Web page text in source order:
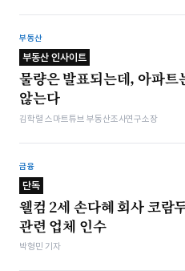
부동산
부동산 인사이트
물량은 발표되는데, 아파트
않는다
김학렬 스마트튜브 부동산조사연구소장
금융
단독
웰컴 2세 손다혜 회사 코람
관련 업체 인수
박형민 기자